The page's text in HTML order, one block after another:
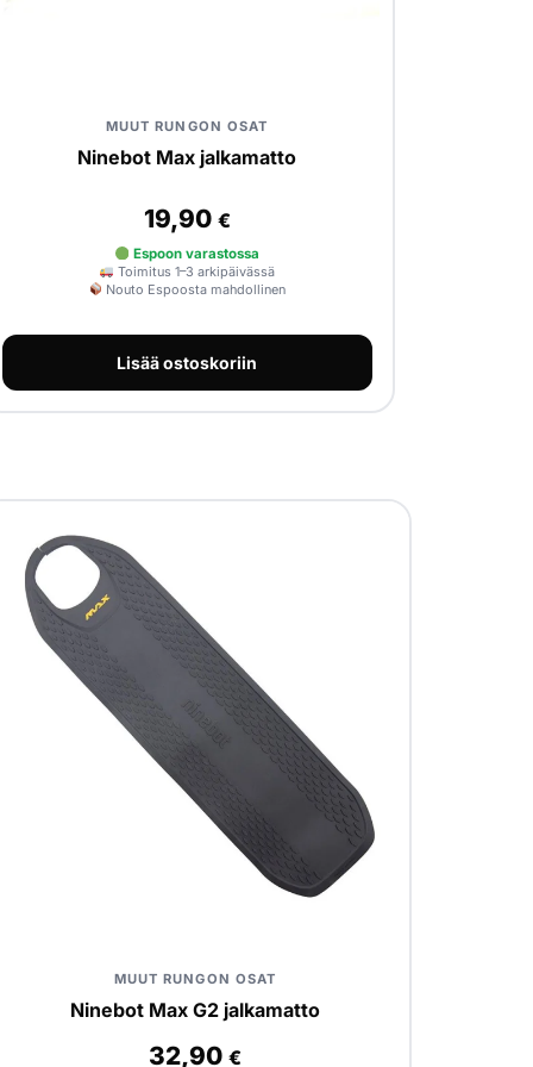
MUUT RUNGON OSAT
Ninebot Max jalkamatto
19,90 €
Espoon varastossa
Toimitus 1–3 arkipäivässä
Nouto Espoosta mahdollinen
Lisää ostoskoriin
MUUT RUNGON OSAT
Ninebot Max G2 jalkamatto
32,90 €